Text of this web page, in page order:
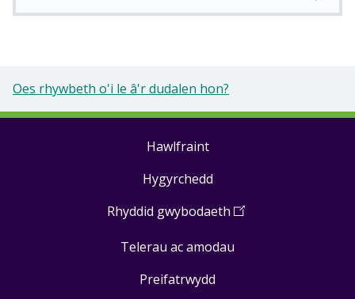
Oes rhywbeth o'i le â'r dudalen hon?
Hawlfraint
Hygyrchedd
Rhyddid gwybodaeth (Open
a
Telerau ac amodau
Preifatrwydd